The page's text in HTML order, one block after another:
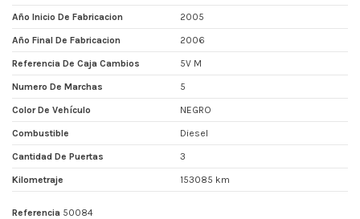
Año Inicio De Fabricacion 2005
Año Final De Fabricacion 2006
Referencia De Caja Cambios 5V M
Numero De Marchas 5
Color De Vehículo NEGRO
Combustible Diesel
Cantidad De Puertas 3
Kilometraje 153085 km
Referencia 50084